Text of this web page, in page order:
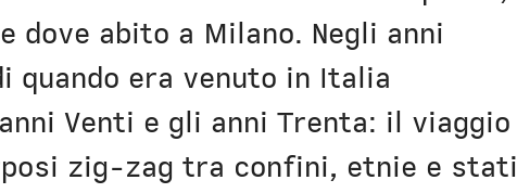
abito a Milano. Negli anni
quando era venuto in Italia
Venti e gli anni Trenta: il viaggio
zig-zag tra confini, etnie e stati